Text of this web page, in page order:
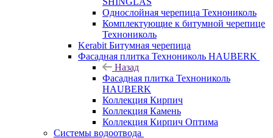
Однослойная черепица Технониколь
Комплектующие к битумной черепице
Технониколь
Kerabit Битумная черепица
Фасадная плитка Технониколь HAUBERK
Назад
Фасадная плитка Технониколь
HAUBERK
Кол​лекция Кирпич
Кол​лекция Камень
Коллекция Кирпич Оптима
Системы водоотвода